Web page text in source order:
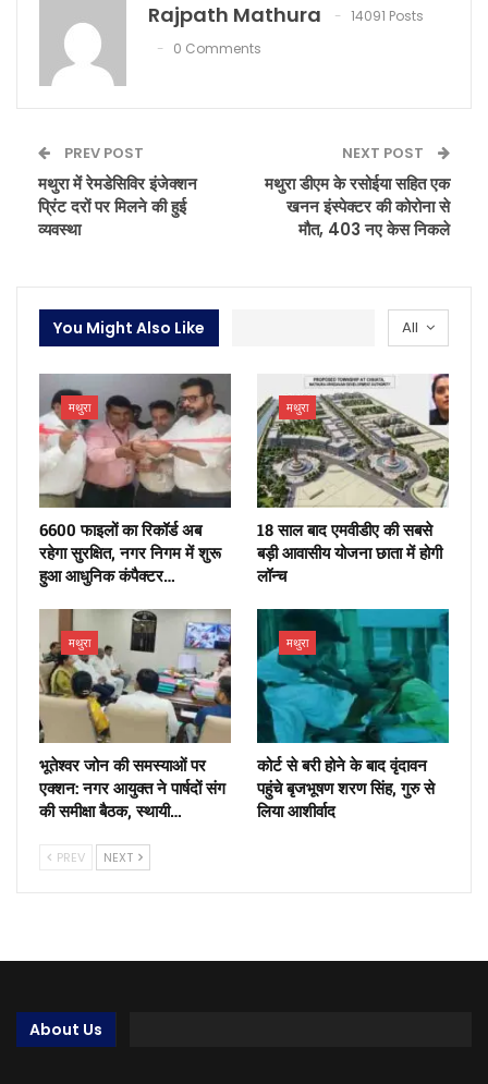
Rajpath Mathura
14091 Posts
0 Comments
PREV POST
मथुरा में रेमडेसिविर इंजेक्शन
प्रिंट दरों पर मिलने की हुई
व्यवस्था
NEXT POST
मथुरा डीएम के रसोईया सहित एक
खनन इंस्पेक्टर की कोरोना से
मौत, 403 नए केस निकले
All
You Might Also Like
मथुरा
6600 फाइलों का रिकॉर्ड अब
रहेगा सुरक्षित, नगर निगम में शुरू
हुआ आधुनिक कंपैक्टर…
मथुरा
18 साल बाद एमवीडीए की सबसे
बड़ी आवासीय योजना छाता में होगी
लॉन्च
मथुरा
भूतेश्वर जोन की समस्याओं पर
एक्शन: नगर आयुक्त ने पार्षदों संग
की समीक्षा बैठक, स्थायी…
मथुरा
कोर्ट से बरी होने के बाद वृंदावन
पहुंचे बृजभूषण शरण सिंह, गुरु से
लिया आशीर्वाद
PREV NEXT
About Us